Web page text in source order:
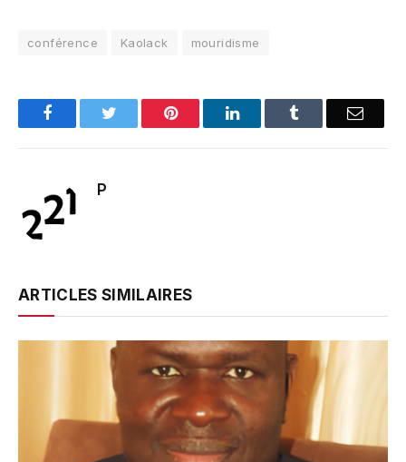
conférence Kaolack mouridisme
FacebookTwitter Pinterest LinkedInTumblr Email
P
ARTICLES SIMILAIRES